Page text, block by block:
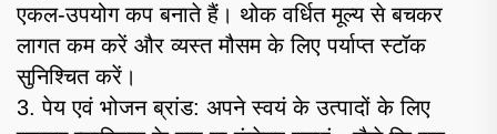
एकल-उपयोग कप बनाते हैं। थोक वर्धित मूल्य से बचकर
लागत कम करें और व्यस्त मौसम के लिए पर्याप्त स्टॉक
सुनिश्चित करें।
3. पेय एवं भोजन ब्रांड: अपने स्वयं के उत्पादों के लिए